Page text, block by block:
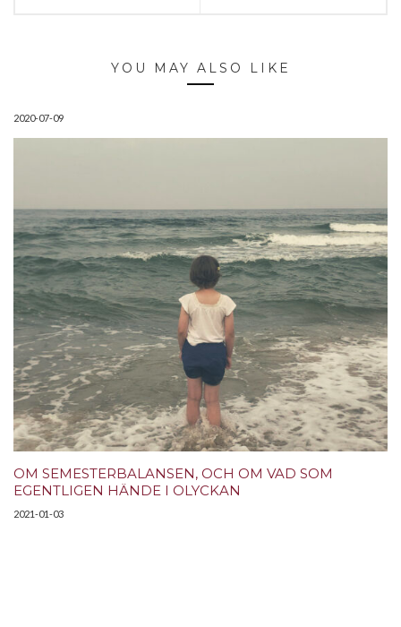
YOU MAY ALSO LIKE
2020-07-09
OM SEMESTERBALANSEN, OCH OM VAD SOM
EGENTLIGEN HÄNDE I OLYCKAN
2021-01-03